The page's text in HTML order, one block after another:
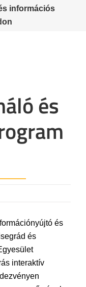
információs
és
és
és
interaktív